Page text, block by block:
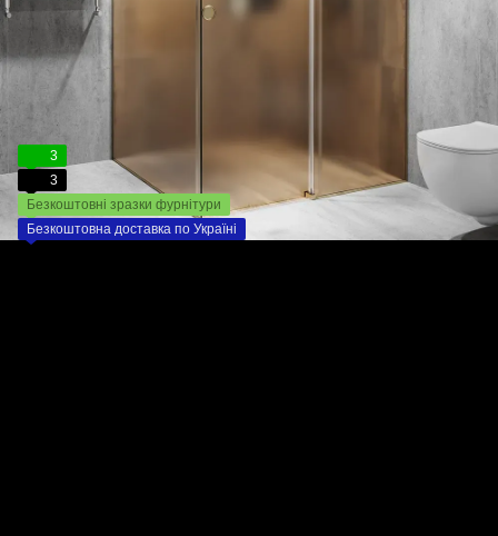
3
3
Безкоштовні зразки фурнітури
Безкоштовна доставка по Україні